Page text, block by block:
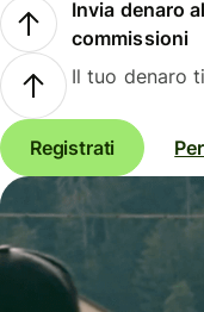
Invia denaro
commissioni
Il tuo denaro
Registrati